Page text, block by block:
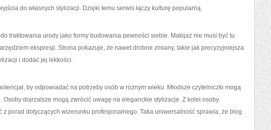
do własnych stylizacji. Dzięki temu serwis łączy kulturę popularną.
traktowania urody jako formy budowania pewności siebie. Makijaż nie musi być tu
ekspresji. Strona pokazuje, że nawet drobne zmiany, takie jak precyzyjniejsza
i dodać jej lekkości.
by odpowiadać na potrzeby osób w różnym wieku. Młodsze czytelniczki mogą
Osoby dojrzalsze mogą zwrócić uwagę na eleganckie stylizacje. Z kolei osoby
porad dotyczących wizerunku profesjonalnego. Taka uniwersalność sprawia, że blog